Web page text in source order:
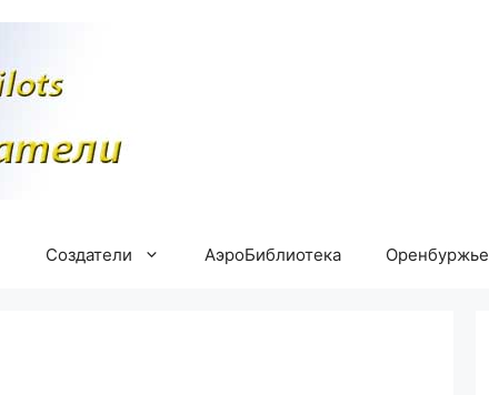
Создатели АэроБиблиотека Оренбуржье